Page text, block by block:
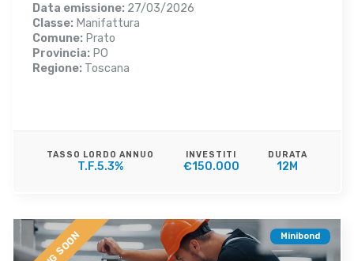
Data emissione: 27/03/2026
Classe: Manifattura
Comune: Prato
Provincia: PO
Regione: Toscana
TASSO LORDO ANNUO
T.F.5.3%
INVESTITI
€150.000
DURATA
12M
Minibond